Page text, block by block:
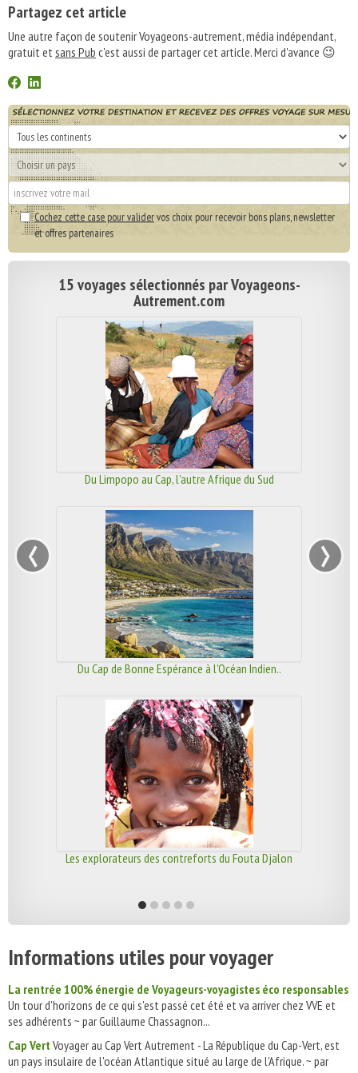
Partagez cet article
Une autre façon de soutenir Voyageons-autrement, média indépendant,
gratuit etsans Pub c'est aussi de partager cet article. Merci d'avance 😉
Cochez cette case pour validervos choix pour recevoir bons plans, newsletter
et offres partenaires
15 voyages sélectionnés par Voyageons-
Autrement.com
Du Limpopo au Cap, l'autre Afrique du Sud
Du Cap de Bonne Espérance à l'Océan Indien..
Les explorateurs des contreforts du Fouta Djalon
‹ ›
Informations utiles pour voyager
La rentrée 100% énergie de Voyageurs-voyagistes éco responsables
Un tour d'horizons de ce qui s'est passé cet été et va arriver chez VVE et
ses adhérents ~ par Guillaume Chassagnon...
Cap Vert Voyager au Cap Vert Autrement - La République du Cap-Vert, est
un pays insulaire de l'océan Atlantique situé au large de l'Afrique. ~ par